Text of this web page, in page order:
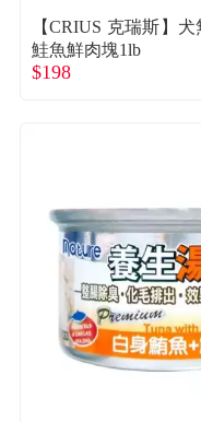
【CRIUS 克瑞斯】
鮭魚鮮肉塊1lb
$198